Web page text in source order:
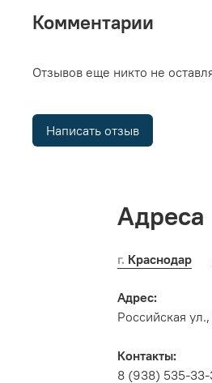
Комментарии
Отзывов еще никто не
Написать отзыв
Адреса
г. Краснодар
Адрес:
Российская ул.,
Контакты:
8 (938) 535-